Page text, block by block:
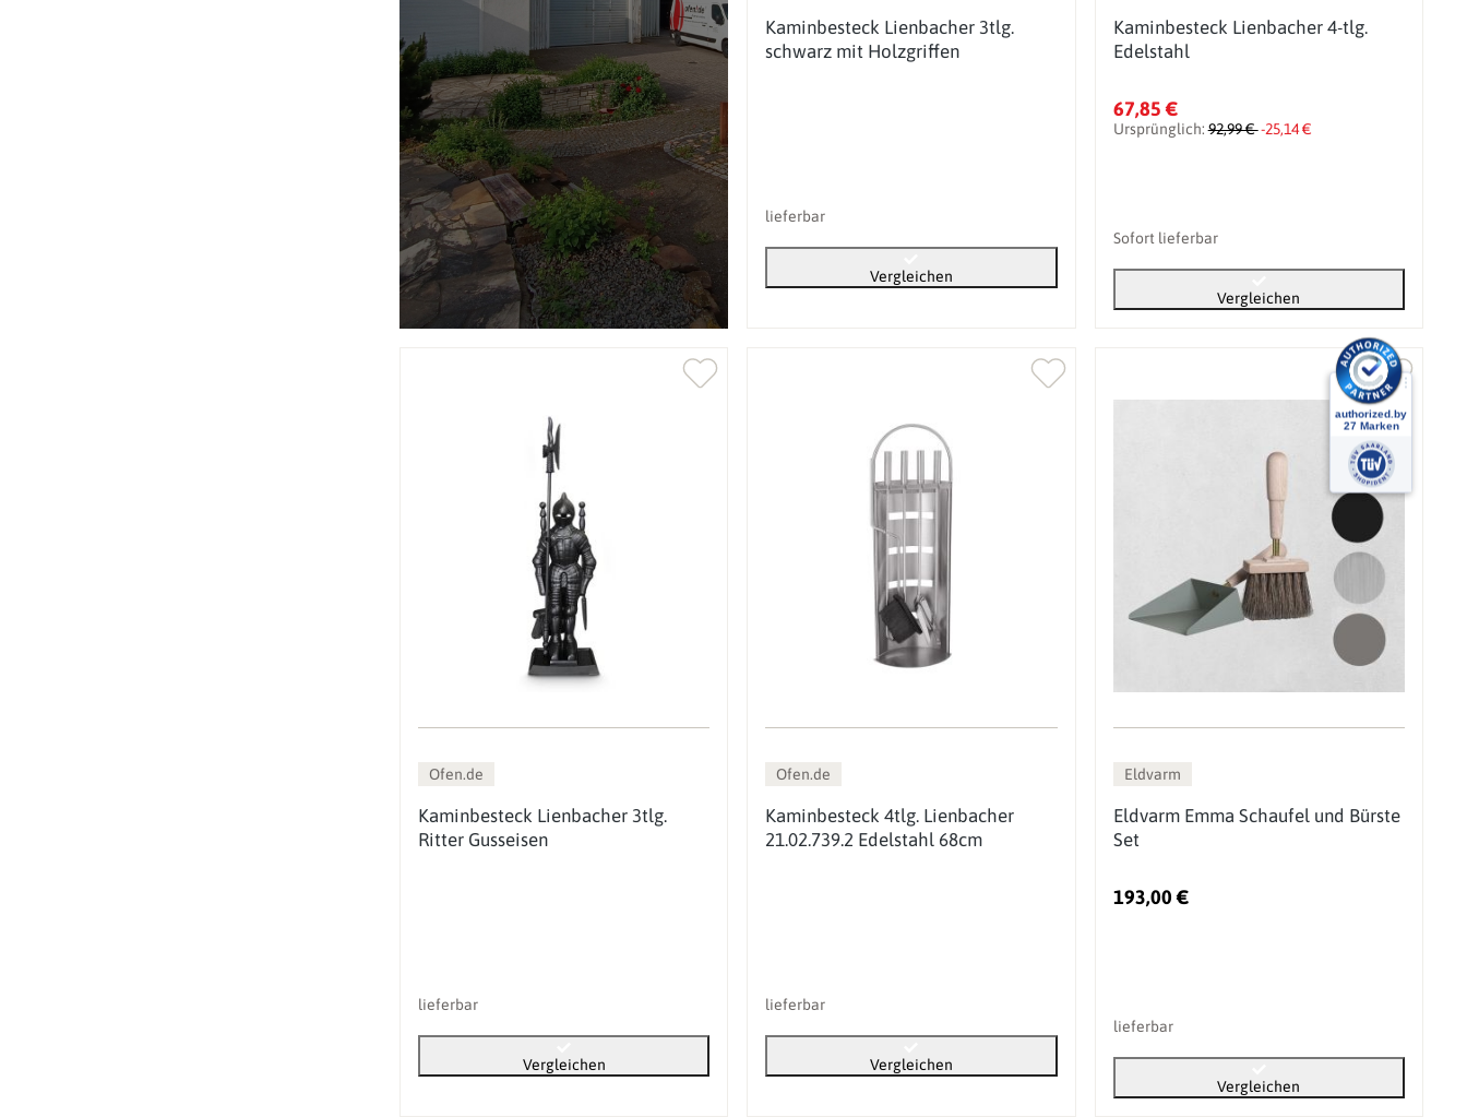
Kaminbesteck Lienbacher 3tlg.
schwarz mit Holzgriffen
lieferbar
Vergleichen
Kaminbesteck Lienbacher 4-tlg.
Edelstahl
67,85 €
Ursprünglich:92,99 €-25,14 €
Sofort lieferbar
Vergleichen
Ofen.de
Kaminbesteck Lienbacher 3tlg.
Ritter Gusseisen
lieferbar
Vergleichen
Ofen.de
Kaminbesteck 4tlg. Lienbacher
21.02.739.2 Edelstahl 68cm
lieferbar
Vergleichen
Eldvarm
Eldvarm Emma Schaufel und Bürste
Set
193,00 €
lieferbar
Vergleichen